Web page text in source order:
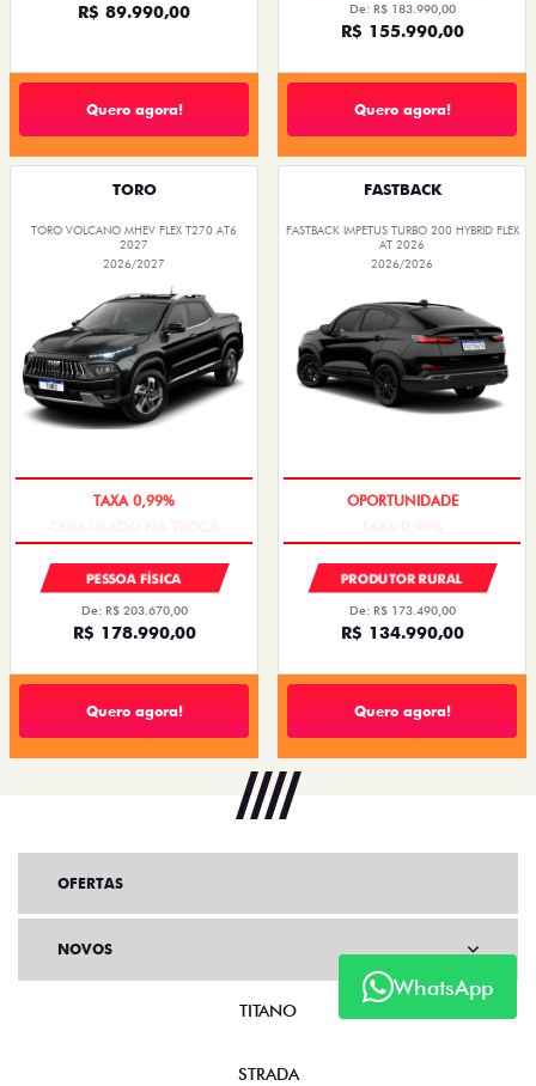
R$ 89.990,00
Quero agora!
De: R$ 183.990,00
R$ 155.990,00
Quero agora!
TORO
TORO VOLCANO MHEV FLEX T270 AT6
2027
2026/2027
COM USADO NA TROCA
PESSOA FÍSICA
De: R$ 203.670,00
R$ 178.990,00
Quero agora!
FASTBACK
FASTBACK IMPETUS TURBO 200 HYBRID FLEX
AT 2026
2026/2026
TAXA 0,99%
PRODUTOR RURAL
De: R$ 173.490,00
R$ 134.990,00
Quero agora!
WhatsApp
OFERTAS
NOVOS
TITANO
STRADA